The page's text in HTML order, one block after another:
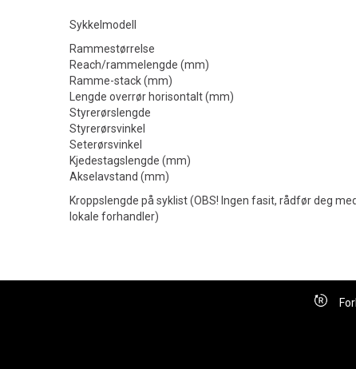
Sykkelmodell
Rammestørrelse
Reach/rammelengde (mm)
Ramme-stack (mm)
Lengde overrør horisontalt (mm)
Styrerørslengde
Styrerørsvinkel
Seterørsvinkel
Kjedestagslengde (mm)
Akselavstand (mm)
Kroppslengde på syklist (OBS! Ingen fasit, rådfør deg
lokale forhandler)